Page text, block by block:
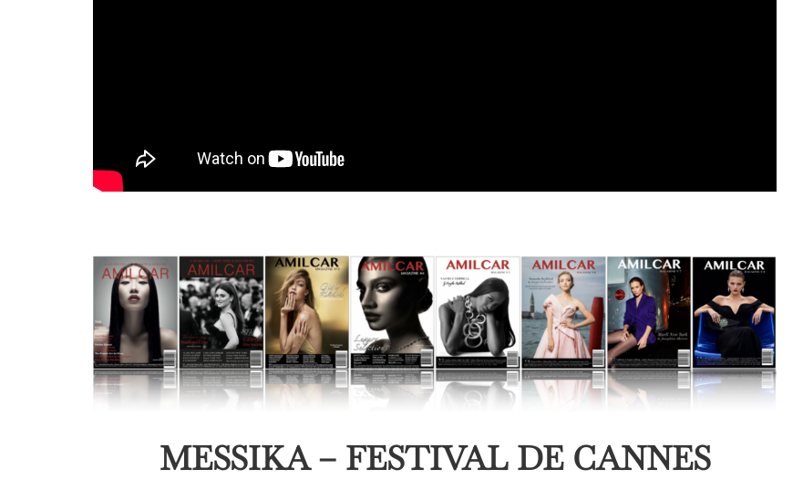
MESSIKA – FESTIVAL DE CANNES